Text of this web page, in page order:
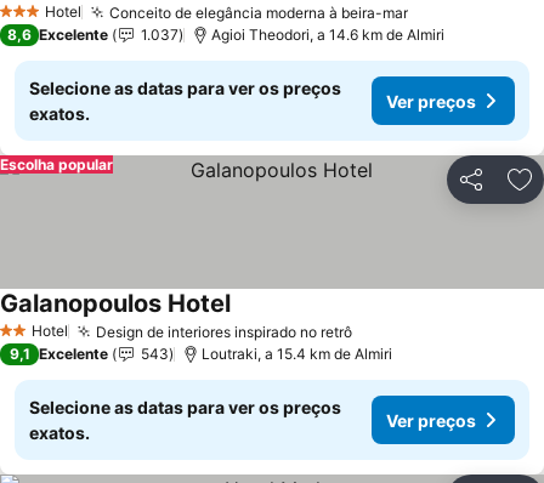
3 EstrelasHotel Conceito de elegância moderna à beira-mar
8,6 Excelente 1.037 Agioi Theodori, a 14.6 km de Almiri
Selecione as datas para ver os preços
exatos.
Ver preços
Partilhar
Escolha popular
2 Estrelas
Hotel Design de interiores inspirado no retrô
Galanopoulos Hotel
9,1 Excelente 543 Loutraki, a 15.4 km de Almiri
Selecione as datas para ver os preços
exatos.
Ver preços